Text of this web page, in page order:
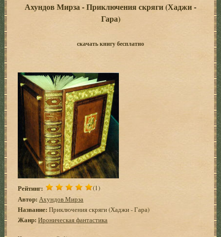
Ахундов Мирза - Приключения скряги (Хаджи -
Гара)
скачать книгу бесплатно
Рейтинг: (1)
Автор: Ахундов Мирза
Название: Приключения скряги (Хаджи - Гара)
Жанр: Ироническая фантастика